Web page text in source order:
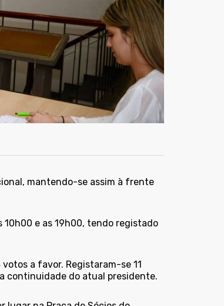
mantendo-se assim à frente
e as 19h00, tendo registado
a favor. Registaram-se 11
continuidade do atual presidente.